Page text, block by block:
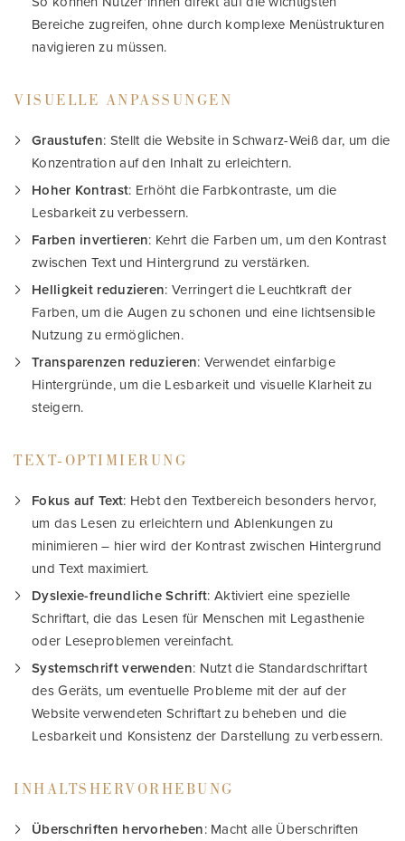
Bereiche zugreifen, ohne durch komplexe Menüstrukturen
navigieren zu müssen.
VISUELLE ANPASSUNGEN
Graustufen: Stellt die Website in Schwarz-Weiß dar, um die
Konzentration auf den Inhalt zu erleichtern.
Hoher Kontrast: Erhöht die Farbkontraste, um die
Lesbarkeit zu verbessern.
Farben invertieren: Kehrt die Farben um, um den Kontrast
zwischen Text und Hintergrund zu verstärken.
Helligkeit reduzieren: Verringert die Leuchtkraft der
Farben, um die Augen zu schonen und eine lichtsensible
Nutzung zu ermöglichen.
Transparenzen reduzieren: Verwendet einfarbige
Hintergründe, um die Lesbarkeit und visuelle Klarheit zu
steigern.
TEXT-OPTIMIERUNG
Fokus auf Text: Hebt den Textbereich besonders hervor,
um das Lesen zu erleichtern und Ablenkungen zu
minimieren – hier wird der Kontrast zwischen Hintergrund
und Text maximiert.
Dyslexie-freundliche Schrift: Aktiviert eine spezielle
Schriftart, die das Lesen für Menschen mit Legasthenie
oder Leseproblemen vereinfacht.
Systemschrift verwenden: Nutzt die Standardschriftart
des Geräts, um eventuelle Probleme mit der auf der
Website verwendeten Schriftart zu beheben und die
Lesbarkeit und Konsistenz der Darstellung zu verbessern.
INHALTSHERVORHEBUNG
Überschriften hervorheben: Macht alle Überschriften